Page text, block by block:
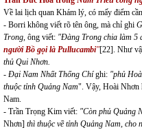
Về lai lịch quan Khám lý, có mấy điểm
- Borri không viết rõ tên ông, mà chỉ ghi
Trong, ông viết: "Đàng Trong chia làm 5
người Bồ gọi là Pullucambi"[22]. Như
thủ Qui Nhơn.
- Đại Nam Nhất Thống Chíghi: "phủ
thuộc tỉnh Quảng Nam". Vậy, Hoài Nhơn
Nam.
- Trần Trọng Kim viết: "Còn phủ Quảng
Nhơn] thì thuộc về tỉnh Quảng Nam, cho